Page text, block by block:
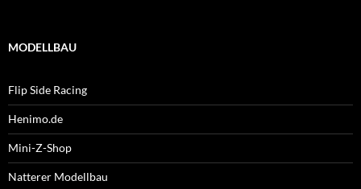
MODELLBAU
Flip Side Racing
Henimo.de
Mini-Z-Shop
Natterer Modellbau